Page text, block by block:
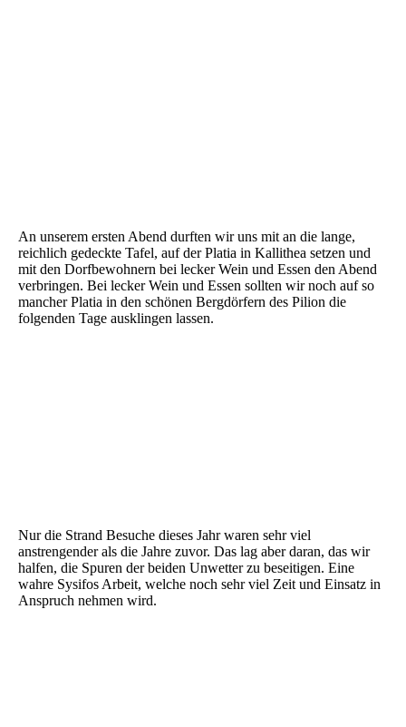
An unserem ersten Abend durften wir uns mit an die lange,
reichlich gedeckte Tafel, auf der Platia in Kallithea setzen und
mit den Dorfbewohnern bei lecker Wein und Essen den Abend
verbringen. Bei lecker Wein und Essen sollten wir noch auf so
mancher Platia in den schönen Bergdörfern des Pilion die
folgenden Tage ausklingen lassen.
Nur die Strand Besuche dieses Jahr waren sehr viel
anstrengender als die Jahre zuvor. Das lag aber daran, das wir
halfen, die Spuren der beiden Unwetter zu beseitigen. Eine
wahre Sysifos Arbeit, welche noch sehr viel Zeit und Einsatz in
Anspruch nehmen wird.